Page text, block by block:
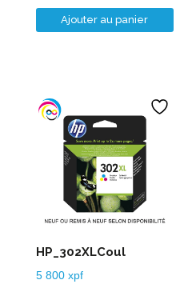
de
HP_301XLB
Ajouter au panier
HP_302XLCoul
5 800 xpf